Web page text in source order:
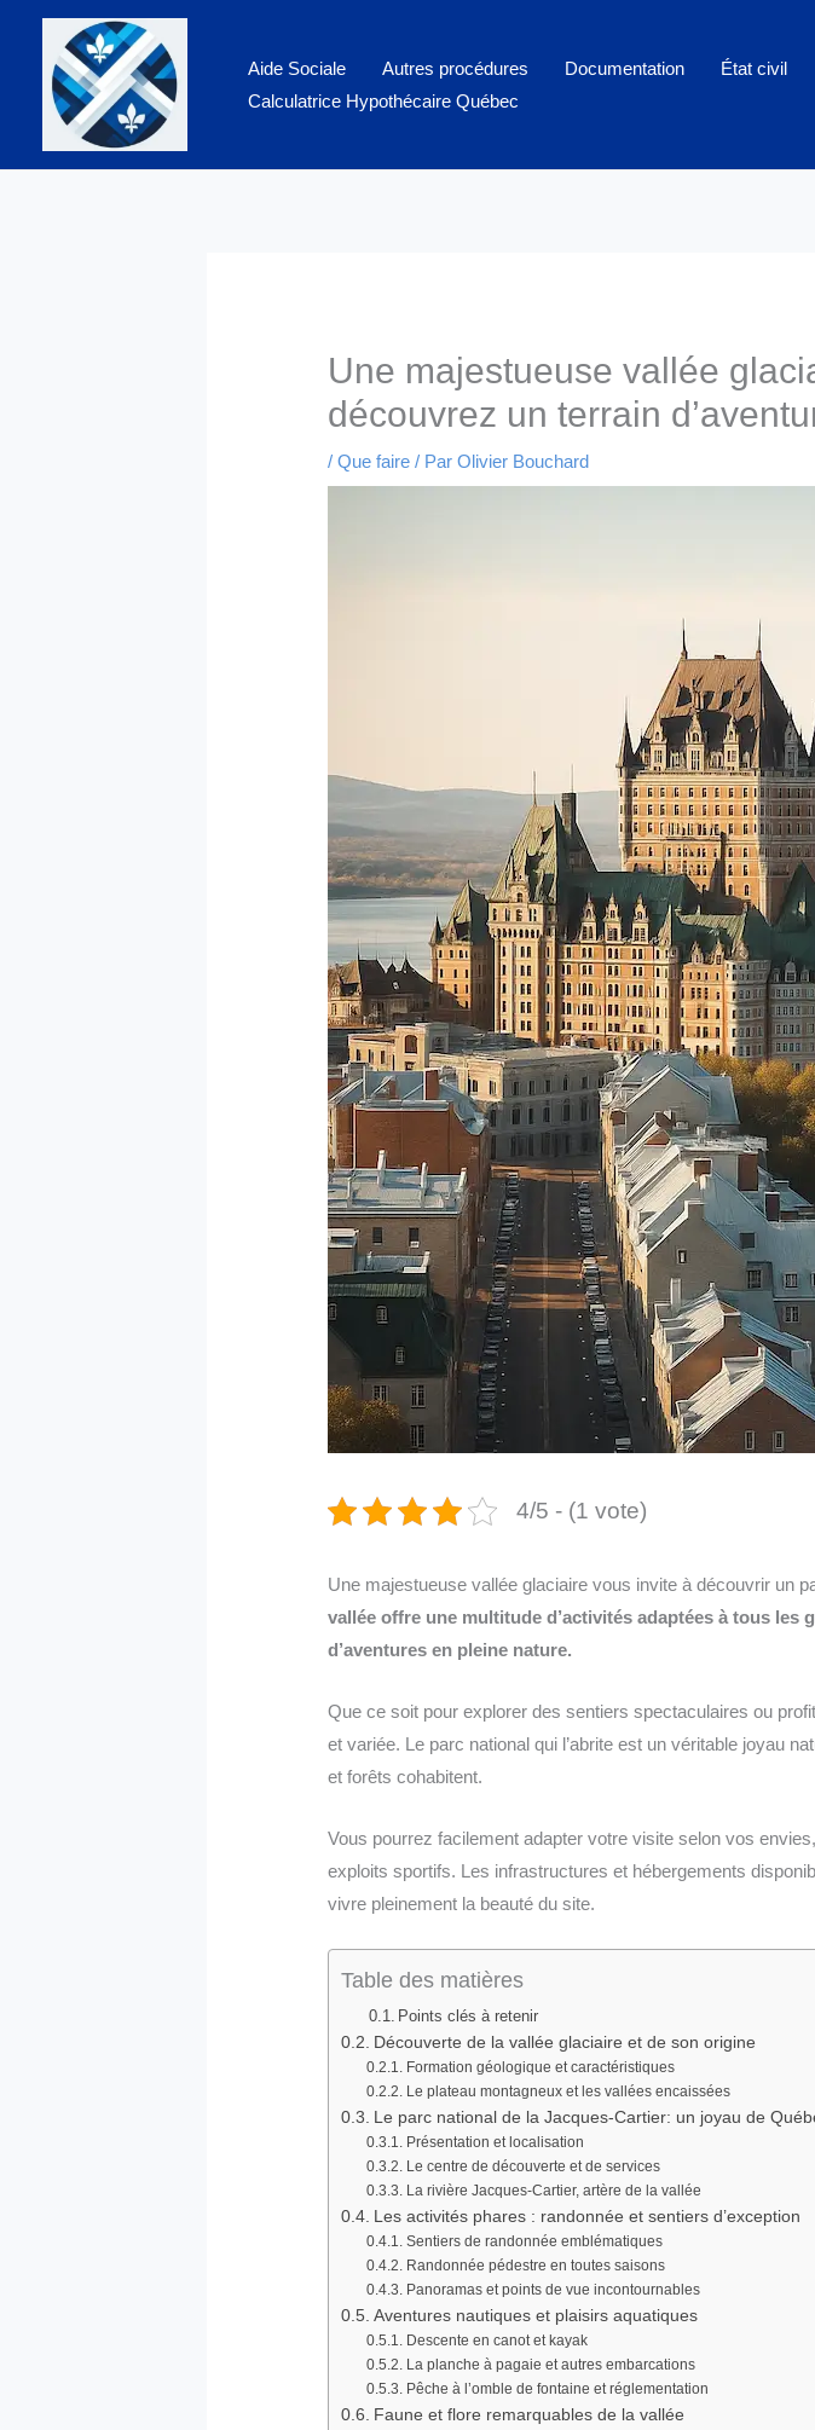
contenu
Aide Sociale Autres procédures Documentation État civil
Calculatrice Hypothécaire Québec
Une majestueuse vallée
découvrez un terrain
/Que faire / ParOlivier Bouchard
4/5 - (1 vote)
Une majestueuse vallée glaciaire vous invite à découvrir un
vallée offre une multitude d’activités adaptées à tous les
d’aventures en pleine nature.
Que ce soit pour explorer des sentiers spectaculaires ou
et variée. Le parc national qui l’abrite est un véritable joyau
et forêts cohabitent.
Vous pourrez facilement adapter votre visite selon vos
exploits sportifs. Les infrastructures et hébergements
vivre pleinement la beauté du site.
Table des matières
Points clés à retenir
Découverte de la vallée glaciaire et de son origine
Formation géologique et caractéristiques
Le plateau montagneux et les vallées encaissées
Le parc national de la Jacques-Cartier: un joyau de
Présentation et localisation
Le centre de découverte et de services
La rivière Jacques-Cartier, artère de la vallée
Les activités phares : randonnée et sentiers d’exception
Sentiers de randonnée emblématiques
Randonnée pédestre en toutes saisons
Panoramas et points de vue incontournables
Aventures nautiques et plaisirs aquatiques
Descente en canot et kayak
La planche à pagaie et autres embarcations
Pêche à l’omble de fontaine et réglementation
Faune et flore remarquables de la vallée